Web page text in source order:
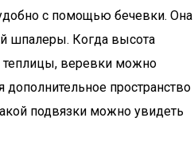
с помощью бечевки. Она
шпалеры. Когда высота
теплицы, веревки можно
дополнительное пространство
подвязки можно увидеть